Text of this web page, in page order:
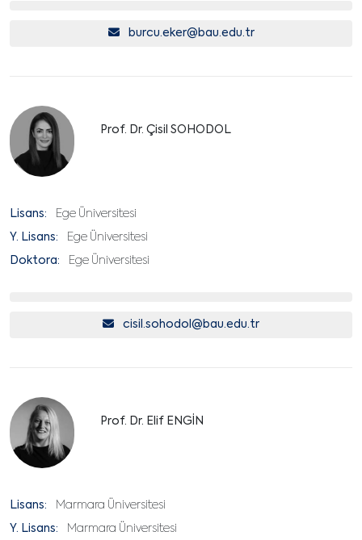
burcu.eker@bau.edu.tr
Prof. Dr. Çisil SOHODOL
Lisans: Ege Üniversitesi
Y. Lisans: Ege Üniversitesi
Doktora: Ege Üniversitesi
cisil.sohodol@bau.edu.tr
Prof. Dr. Elif ENGİN
Lisans: Marmara Üniversitesi
Y. Lisans: Marmara Üniversitesi